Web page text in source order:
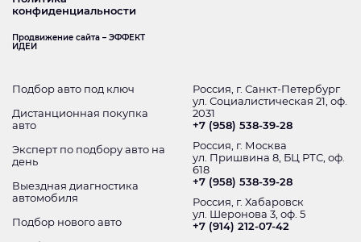
конфиденциальности
Продвижение сайта – ЭФФЕКТ
ИДЕИ
Подбор авто под ключ
Дистанционная покупка
авто
Эксперт по подбору авто на
день
Выездная диагностика
автомобиля
Подбор нового авто
Россия, г. Санкт-Петербург
ул. Социалистическая 21, оф.
2031
+7 (958) 538-39-28
Россия, г. Москва
ул. Пришвина 8, БЦ РТС, оф.
618
+7 (958) 538-39-28
Россия, г. Хабаровск
ул. Шеронова 3, оф. 5
+7 (914) 212-07-42